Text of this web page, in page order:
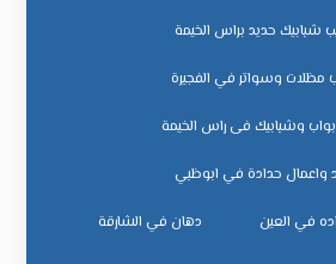
شبابيك حديد براس الخيمة
مظلات وسواتر في الفجيرة
وشبابيك فى راس الخيمة
واعمال حدادة في ابوظبي
في العين دهان في الشارقة